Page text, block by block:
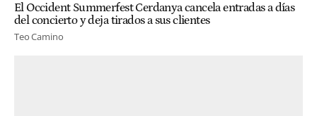
El Occident Summerfest Cerdanya cancela entradas a días
del concierto y deja tirados a sus clientes
Teo Camino